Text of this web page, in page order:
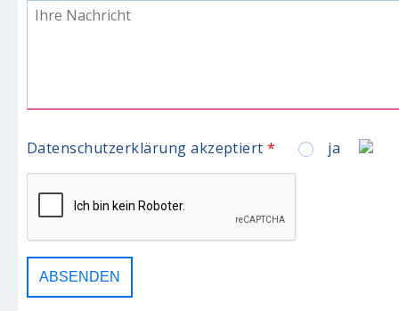
Datenschutzerklärung akzeptiert* ja